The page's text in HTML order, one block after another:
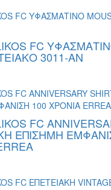
FC
3011-AN
FC
ΕΠΙΣΗΜΗ